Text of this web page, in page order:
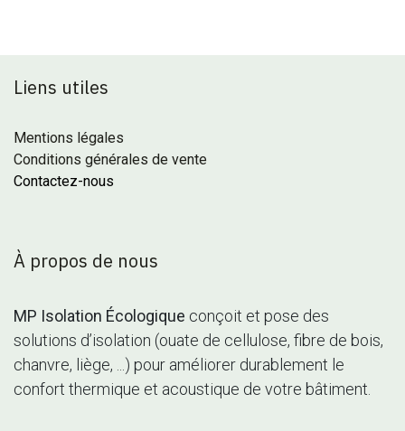
Liens utiles
Mentions légales
Conditions générales de vente
Contactez-nous
À propos de nous
MP Isolation Écologique conçoit et pose des
solutions d’isolation (ouate de cellulose, fibre de bois,
chanvre, liège, ...) pour améliorer durablement le
confort thermique et acoustique de votre bâtiment.